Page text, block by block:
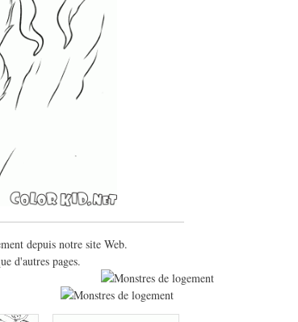
depuis notre site Web.
d'autres pages.